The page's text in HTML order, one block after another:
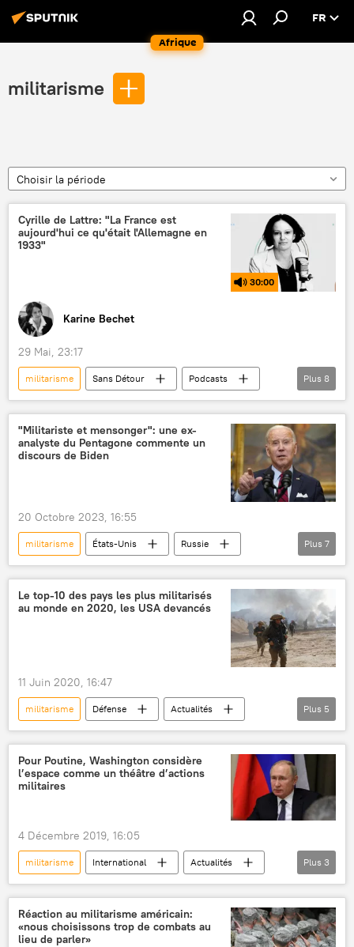
Afrique
FR
militarisme
Choisir la période
Cyrille de Lattre: "La France est
aujourd'hui ce qu'était l'Allemagne en
1933"
30:00
Karine Bechet
29 Mai, 23:17
militarisme Sans Détour
Podcasts
politique
Union européenne (UE)
OTAN
États-Unis
France
militarisation
conflit ukrainien
Plus 8
"Militariste et mensonger": une ex-
analyste du Pentagone commente un
discours de Biden
20 Octobre 2023, 16:55
militarisme États-Unis
Russie
Ukraine
Israël
International
discours
Joe Biden
Pentagone
mensonge
Plus 7
Le top-10 des pays les plus militarisés
au monde en 2020, les USA devancés
11 Juin 2020, 16:47
militarisme Défense
Actualités
Russie
États-Unis
Israël
France
militarisation
Plus 5
Pour Poutine, Washington considère
l’espace comme un théâtre d’actions
militaires
4 Décembre 2019, 16:05
militarisme International
Actualités
espace
Russie États-Unis
Plus 3
Réaction au militarisme américain:
«nous choisissons trop de combats au
lieu de parler»